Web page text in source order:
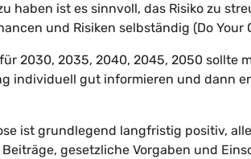
haben ist es sinnvoll, das Risiko zu
und Risiken selbständig (Do Your
2030, 2035, 2040, 2045, 2050 sollte
individuell gut informieren und dann
ist grundlegend langfristig positiv,
gesetzliche Vorgaben und